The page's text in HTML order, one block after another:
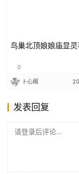
鸟巢北顶娘娘庙显
0
卜心阁
发表回复
请登录后评论...